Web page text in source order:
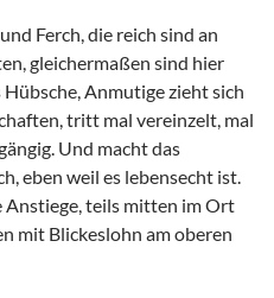
Ferch, die reich sind an
gleichermaßen sind hier
Anmutige zieht sich
tritt mal vereinzelt, mal
Und macht das
eben weil es lebensecht ist.
Anstiege, teils mitten im Ort
mit Blickeslohn am oberen